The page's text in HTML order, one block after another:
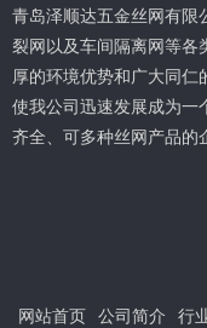
青岛泽顺达五金丝网有限
裂网以及车间隔离网等各
厚的环境优势和广大同仁
使我公司迅速发展成为一
齐全、可多种丝网产品的
网站首页 公司简介 行